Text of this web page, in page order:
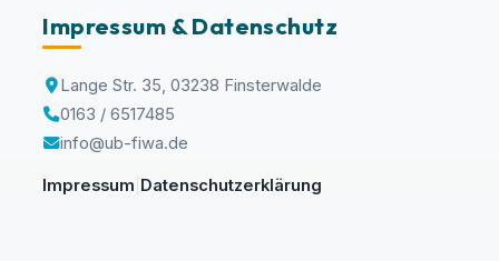
Impressum & Datenschutz
Lange Str. 35, 03238 Finsterwalde
0163 / 6517485
info@ub-fiwa.de
Impressum Datenschutzerklärung